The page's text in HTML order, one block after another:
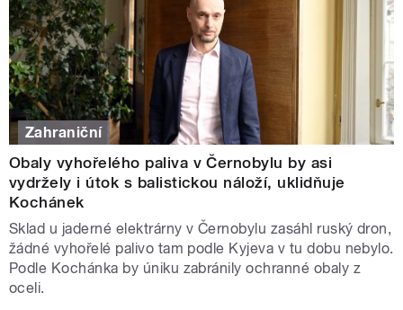
Zahraniční
Obaly vyhořelého paliva v Černobylu by asi
vydržely i útok s balistickou náloží, uklidňuje
Kochánek
Sklad u jaderné elektrárny v Černobylu zasáhl ruský dron,
žádné vyhořelé palivo tam podle Kyjeva v tu dobu nebylo.
Podle Kochánka by úniku zabránily ochranné obaly z
oceli.